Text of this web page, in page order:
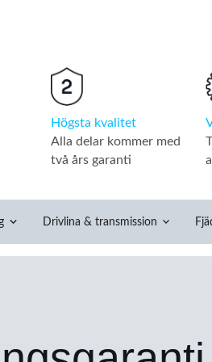
Högsta kvalitet
Alla delar kommer med
två års garanti
Drivlina & transmission